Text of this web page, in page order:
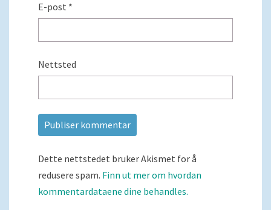
E-post *
Nettsted
Dette nettstedet bruker Akismet for å
redusere spam. Finn ut mer om hvordan
kommentardataene dine behandles.